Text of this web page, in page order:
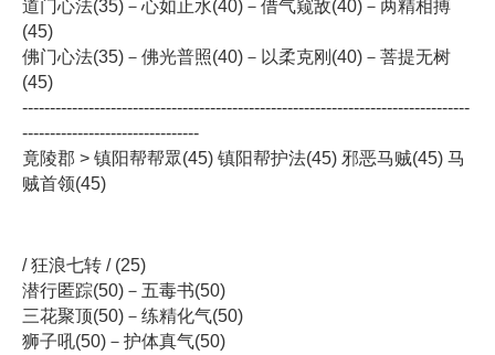
道门心法(35)－心如止水(40)－借气窥敌(40)－两精相搏
(45)
佛门心法(35)－佛光普照(40)－以柔克刚(40)－菩提无树
(45)
---------------------------------------------------------------------------------
--------------------------------
竟陵郡 > 镇阳帮帮眾(45) 镇阳帮护法(45) 邪恶马贼(45) 马
贼首领(45)
/ 狂浪七转 / (25)
潜行匿踪(50)－五毒书(50)
三花聚顶(50)－练精化气(50)
狮子吼(50)－护体真气(50)